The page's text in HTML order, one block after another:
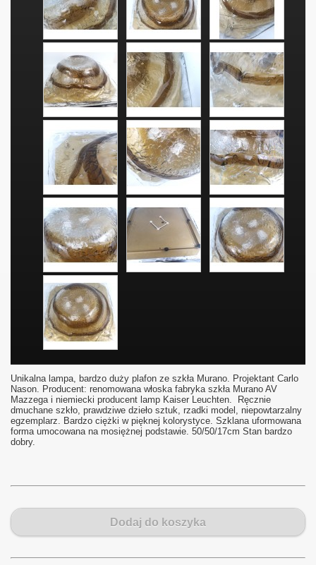
Unikalna lampa, bardzo duży plafon ze szkła Murano. Projektant Carlo
Nason. Producent: renomowana włoska fabryka szkła Murano AV
Mazzega i niemiecki producent lamp Kaiser Leuchten. Ręcznie
dmuchane szkło, prawdziwe dzieło sztuk, rzadki model, niepowtarzalny
egzemplarz. Bardzo ciężki w pięknej kolorystyce. Szklana uformowana
forma umocowana na mosiężnej podstawie. 50/50/17cm Stan bardzo
dobry.
Dodaj do koszyka